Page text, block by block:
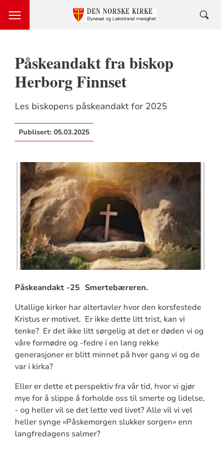
Påskeandakt fra biskop
Herborg Finnset
Les biskopens påskeandakt for 2025
Publisert: 05.03.2025
Påskeandakt -25 Smertebæreren.
Utallige kirker har altertavler hvor den korsfestede
Kristus er motivet. Er ikke dette litt trist, kan vi
tenke? Er det ikke litt sørgelig at det er døden vi og
våre formødre og -fedre i en lang rekke
generasjoner er blitt minnet på hver gang vi og de
var i kirka?
Eller er dette et perspektiv fra vår tid, hvor vi gjør
mye for å slippe å forholde oss til smerte og lidelse,
- og heller vil se det lette ved livet? Alle vil vi vel
heller synge «Påskemorgen slukker sorgen» enn
langfredagens salmer?